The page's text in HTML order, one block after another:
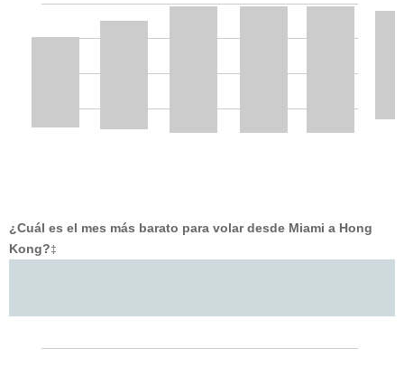
¿Cuál es el mes más barato para volar desde Miami a Hong
Kong?‡